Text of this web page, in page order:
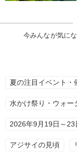
今みんなが気に
夏の注目イベント・
水かけ祭り・ウォー
2026年9月19日～23
アジサイの見頃